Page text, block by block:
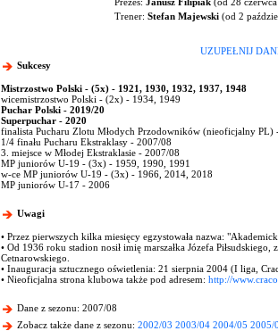
Trener: Stefan Majewski (od 2
UZUPEŁNIJ
Sukcesy
Mistrzostwo Polski - (5x) - 1921, 1930, 1932, 1937, 1948
wicemistrzostwo Polski - (2x) - 1934, 1949
Puchar Polski - 2019/20
Superpuchar - 2020
finalista Pucharu Zlotu Młodych Przodowników (nieoficjalny PL)
1/4 finału Pucharu Ekstraklasy - 2007/08
3. miejsce w Młodej Ekstraklasie - 2007/08
MP juniorów U-19 - (3x) - 1959, 1990, 1991
w-ce MP juniorów U-19 - (3x) - 1966, 2014, 2018
MP juniorów U-17 - 2006
Uwagi
• Przez pierwszych kilka miesięcy egzystowała nazwa:
• Od 1936 roku stadion nosił imię marszałka Józefa
Cetnarowskiego.
• Inauguracja sztucznego oświetlenia: 21 sierpnia 2004 (I liga,
• Nieoficjalna strona klubowa także pod adresem: http://
Dane z sezonu: 2007/08
Zobacz także dane z sezonu: 2002/03 2003/04 2004/05 2005/